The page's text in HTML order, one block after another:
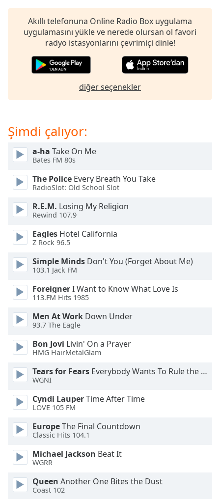
subtitles
settings
opens
subtitles
settings
dialog
subtitles
Picture-
Picture
Fullscreen
This
modal
window.
Beginning
dialog
window.
Escape
and
close
window.
Text
Color
Opacity
Text
Background
Color
Opacity
Akıllı telefonuna Online Radio Box uygulama
uygulamasını yükle ve nerede olursan ol favori
radyo istasyonlarını çevrimiçi dinle!
diğer seçenekler
Şimdi çalıyor:
a-ha Take On Me
Bates FM 80s
The Police Every Breath You Take
RadioSlot: Old School Slot
R.E.M. Losing My Religion
Rewind 107.9
Eagles Hotel California
Z Rock 96.5
Simple Minds Don't You (Forget About Me)
103.1 Jack FM
ForeignerI Want to Know What Love Is
113.FM Hits 1985
Men At Work Down Under
93.7 The Eagle
Bon Jovi Livin' On a Prayer
HMG HairMetalGlam
Tears for Fears Everybody Wants To Rule the World
WGNI
Cyndi LauperTime After Time
LOVE 105 FM
EuropeThe Final Countdown
Classic Hits 104.1
Michael Jackson Beat It
WGRR
Queen Another One Bites the Dust
Coast 102